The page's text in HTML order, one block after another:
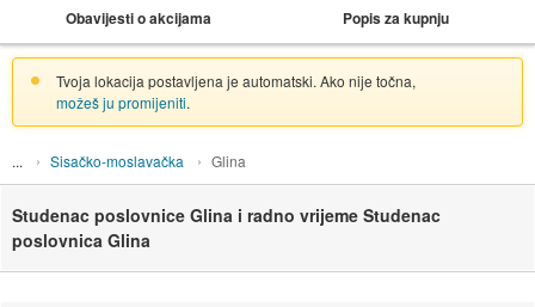
Obavijesti o akcijama Popis za kupnju
Tvoja lokacija postavljena je automatski. Ako nije točna,
možeš ju promijeniti.
Sisačko-moslavačka Glina
Studenac poslovnice Glina i radno vrijeme Studenac
poslovnica Glina